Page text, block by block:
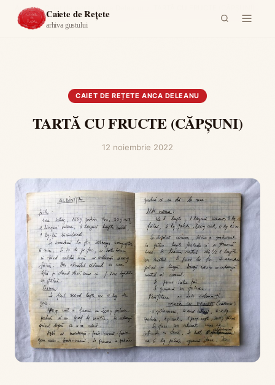
Caiete de Rețete
arhiva gustului
Acasă ›
CAIET DE REȚETE ANCA DELEANU
TARTĂ CU FRUCTE (CĂPȘUNI)
12 noiembrie 2022